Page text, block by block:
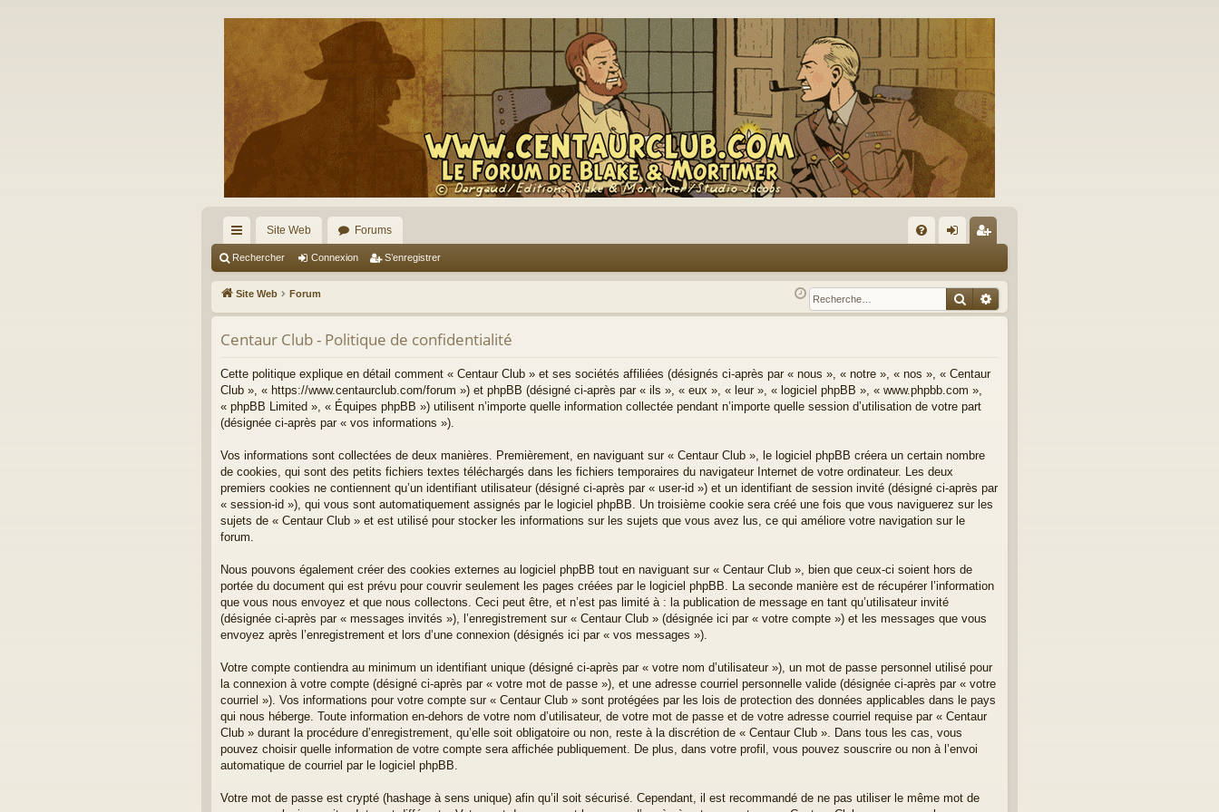
cc
ès
ra
pi
Site Web Forums
Q ne
xi
nr
eg
Rechercher Connexion S’enregistrer
Site Web Forum Rechercher
Recherche avancée
Centaur Club - Politique de confidentialité
Cette politique explique en détail comment « Centaur Club » et ses sociétés affiliées (désignés ci-après par « nous », « notre », « nos », « Centaur
Club », « https://www.centaurclub.com/forum ») et phpBB (désigné ci-après par « ils », « eux », « leur », « logiciel phpBB », « www.phpbb.com »,
« phpBB Limited », « Équipes phpBB ») utilisent n’importe quelle information collectée pendant n’importe quelle session d’utilisation de votre part
(désignée ci-après par « vos informations »).
Vos informations sont collectées de deux manières. Premièrement, en naviguant sur « Centaur Club », le logiciel phpBB créera un certain nombre
de cookies, qui sont des petits fichiers textes téléchargés dans les fichiers temporaires du navigateur Internet de votre ordinateur. Les deux
premiers cookies ne contiennent qu’un identifiant utilisateur (désigné ci-après par « user-id ») et un identifiant de session invité (désigné ci-après par
« session-id »), qui vous sont automatiquement assignés par le logiciel phpBB. Un troisième cookie sera créé une fois que vous naviguerez sur les
sujets de « Centaur Club » et est utilisé pour stocker les informations sur les sujets que vous avez lus, ce qui améliore votre navigation sur le
forum.
Nous pouvons également créer des cookies externes au logiciel phpBB tout en naviguant sur « Centaur Club », bien que ceux-ci soient hors de
portée du document qui est prévu pour couvrir seulement les pages créées par le logiciel phpBB. La seconde manière est de récupérer l’information
que vous nous envoyez et que nous collectons. Ceci peut être, et n’est pas limité à : la publication de message en tant qu’utilisateur invité
(désignée ci-après par « messages invités »), l’enregistrement sur « Centaur Club » (désignée ici par « votre compte ») et les messages que vous
envoyez après l’enregistrement et lors d’une connexion (désignés ici par « vos messages »).
Votre compte contiendra au minimum un identifiant unique (désigné ci-après par « votre nom d’utilisateur »), un mot de passe personnel utilisé pour
la connexion à votre compte (désigné ci-après par « votre mot de passe »), et une adresse courriel personnelle valide (désignée ci-après par « votre
courriel »). Vos informations pour votre compte sur « Centaur Club » sont protégées par les lois de protection des données applicables dans le pays
qui nous héberge. Toute information en-dehors de votre nom d’utilisateur, de votre mot de passe et de votre adresse courriel requise par « Centaur
Club » durant la procédure d’enregistrement, qu’elle soit obligatoire ou non, reste à la discrétion de « Centaur Club ». Dans tous les cas, vous
pouvez choisir quelle information de votre compte sera affichée publiquement. De plus, dans votre profil, vous pouvez souscrire ou non à l’envoi
automatique de courriel par le logiciel phpBB.
Votre mot de passe est crypté (hashage à sens unique) afin qu’il soit sécurisé. Cependant, il est recommandé de ne pas utiliser le même mot de